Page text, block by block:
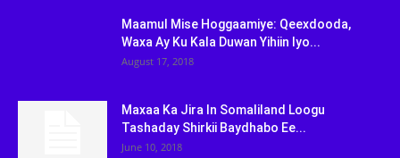
Maamul Mise Hoggaamiye: Qeexdooda,
Waxa Ay Ku Kala Duwan Yihiin Iyo...
August 17, 2018
Maxaa Ka Jira In Somaliland Loogu
Tashaday Shirkii Baydhabo Ee...
June 10, 2018